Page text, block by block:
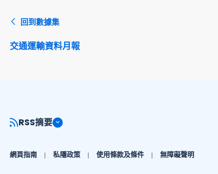
回到數據集
交通運輸資料月報
RSS摘要
網頁指南 私隱政策 使用條款及條件 無障礙聲明